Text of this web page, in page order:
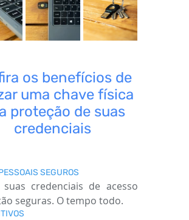
os benefícios de
uma chave física
proteção de suas
credenciais
SEGUROS
suas credenciais de acesso
seguras. O tempo todo.